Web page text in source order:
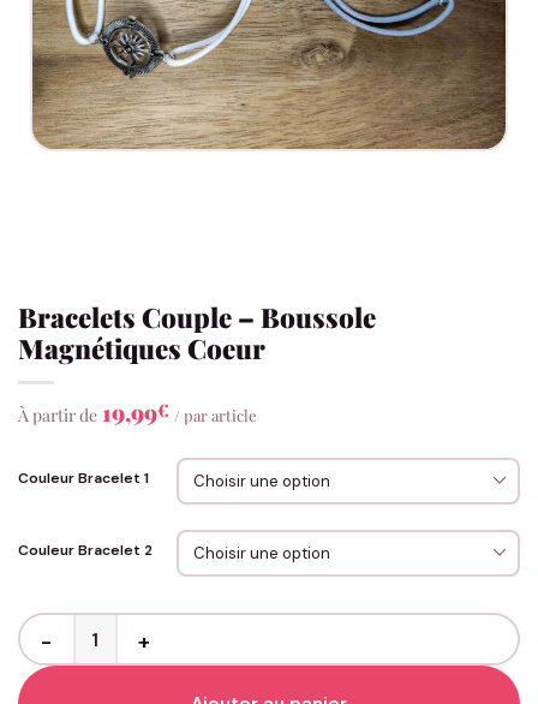
Bracelets Couple – Boussole
Magnétiques Coeur
À partir de 19,99€ / par article
Couleur Bracelet 1
Couleur Bracelet 2
quantité de Bracelets Couple - Boussole Magnétiques Coeur